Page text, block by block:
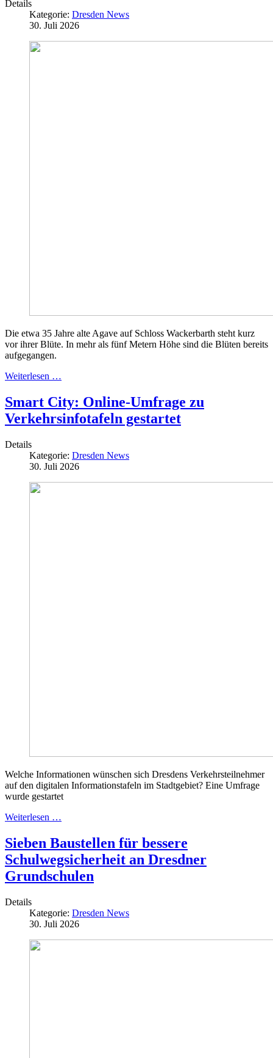
Details
Kategorie: Dresden News
30. Juli 2026
Die etwa 35 Jahre alte Agave auf Schloss Wackerbarth steht kurz
vor ihrer Blüte. In mehr als fünf Metern Höhe sind die Blüten bereits
aufgegangen.
Weiterlesen …
Smart City: Online-Umfrage zu
Verkehrsinfotafeln gestartet
Details
Kategorie: Dresden News
30. Juli 2026
Welche Informationen wünschen sich Dresdens Verkehrsteilnehmer
auf den digitalen Informationstafeln im Stadtgebiet? Eine Umfrage
wurde gestartet
Weiterlesen …
Sieben Baustellen für bessere
Schulwegsicherheit an Dresdner
Grundschulen
Details
Kategorie: Dresden News
30. Juli 2026